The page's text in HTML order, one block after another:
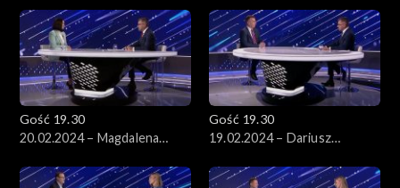
Gąciarek
Gość 19.30
20.02.2024 – Magdalena
Gość 19.30
19.02.2024 – Dariusz